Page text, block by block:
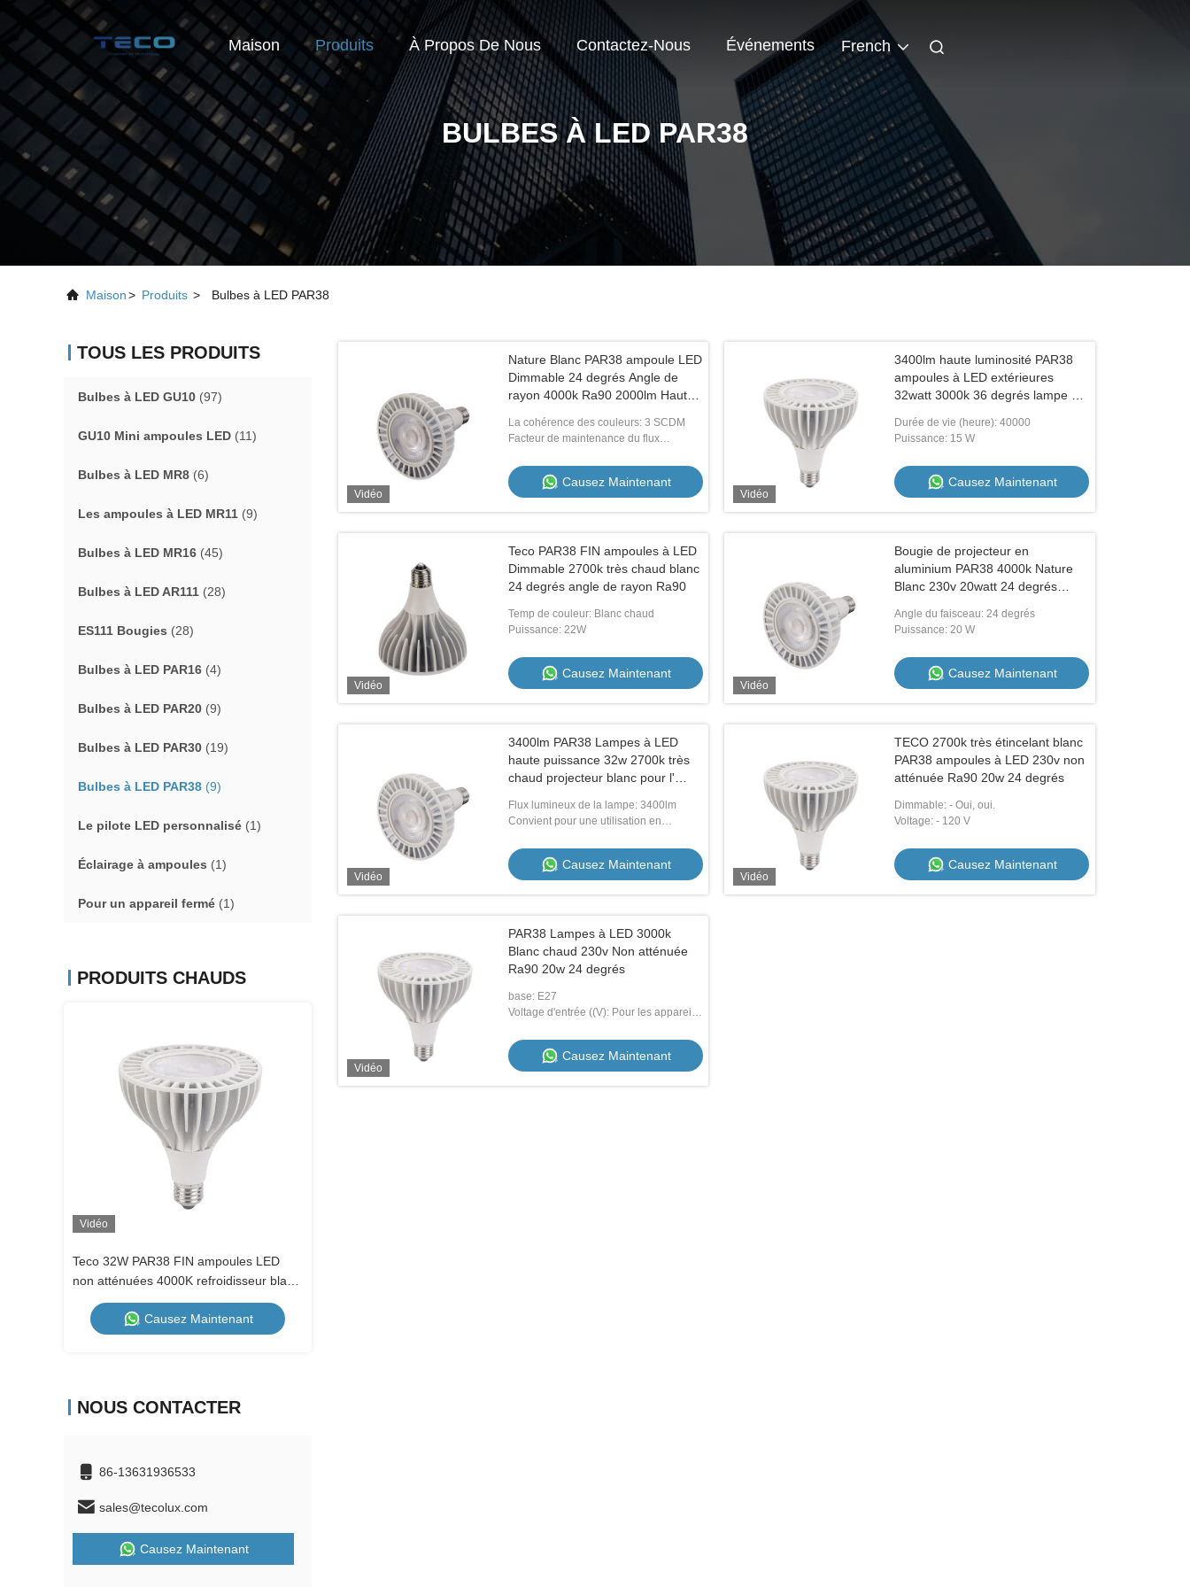
Maison Produits À Propos De Nous Contactez-Nous Événements French
BULBES À LED PAR38
Maison> Produits > Bulbes à LED PAR38
TOUS LES PRODUITS
Bulbes à LED GU10 (97)
GU10 Mini ampoules LED (11)
Bulbes à LED MR8 (6)
Les ampoules à LED MR11 (9)
Bulbes à LED MR16 (45)
Bulbes à LED AR111 (28)
ES111 Bougies (28)
Bulbes à LED PAR16 (4)
Bulbes à LED PAR20 (9)
Bulbes à LED PAR30 (19)
Bulbes à LED PAR38 (9)
Le pilote LED personnalisé (1)
Éclairage à ampoules (1)
Pour un appareil fermé (1)
PRODUITS CHAUDS
Vidéo
Teco 32W PAR38 FIN ampoules LED
non atténuées 4000K refroidisseur blanc
LED Par lumière
Causez Maintenant
NOUS CONTACTER
86-13631936533
sales@tecolux.com
Causez Maintenant
Vidéo
Nature Blanc PAR38 ampoule LED
Dimmable 24 degrés Angle de
rayon 4000k Ra90 2000lm Hautes
La cohérence des couleurs: 3 SCDM
Facteur de maintenance du flux
Causez Maintenant
Vidéo
3400lm haute luminosité PAR38
ampoules à LED extérieures
32watt 3000k 36 degrés lampe à
Durée de vie (heure): 40000
Puissance: 15 W
Causez Maintenant
Vidéo
Teco PAR38 FIN ampoules à LED
Dimmable 2700k très chaud blanc
24 degrés angle de rayon Ra90
Temp de couleur: Blanc chaud
Puissance: 22W
Causez Maintenant
Vidéo
Bougie de projecteur en
aluminium PAR38 4000k Nature
Blanc 230v 20watt 24 degrés
Angle du faisceau: 24 degrés
Puissance: 20 W
Causez Maintenant
Vidéo
3400lm PAR38 Lampes à LED
haute puissance 32w 2700k très
chaud projecteur blanc pour l'
Flux lumineux de la lampe: 3400lm
Convient pour une utilisation en
Causez Maintenant
Vidéo
TECO 2700k très étincelant blanc
PAR38 ampoules à LED 230v non
atténuée Ra90 20w 24 degrés
Dimmable: - Oui, oui.
Voltage: - 120 V
Causez Maintenant
Vidéo
PAR38 Lampes à LED 3000k
Blanc chaud 230v Non atténuée
Ra90 20w 24 degrés
base: E27
Voltage d'entrée ((V): Pour les appareils
Causez Maintenant